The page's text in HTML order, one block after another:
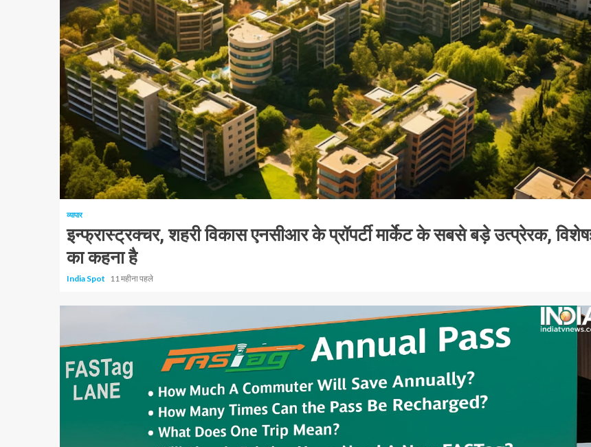
1 न्यूनतम पढ़ा
व्यापार
इन्फ्रास्ट्रक्चर, शहरी विकास एनसीआर के प्रॉपर्टी मार्केट के सबसे बड़े उत्प्रेरक,
का कहना है
India Spot 11 महीना पहले